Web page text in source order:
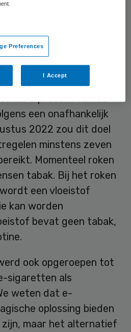
pakjes sigaretten.
gesteld om Engeland
te hebben gemaakt,
een onafhankelijk
2022 zou dit doel
minstens zeven
Momenteel roken
tabak. Bij het roken
een vloeistof
kan worden
bevat geen tabak,
ook opgeroepen tot
sigaretten als
weten dat e-
oplossing bieden
maar het alternatief
Preferences
I Accept